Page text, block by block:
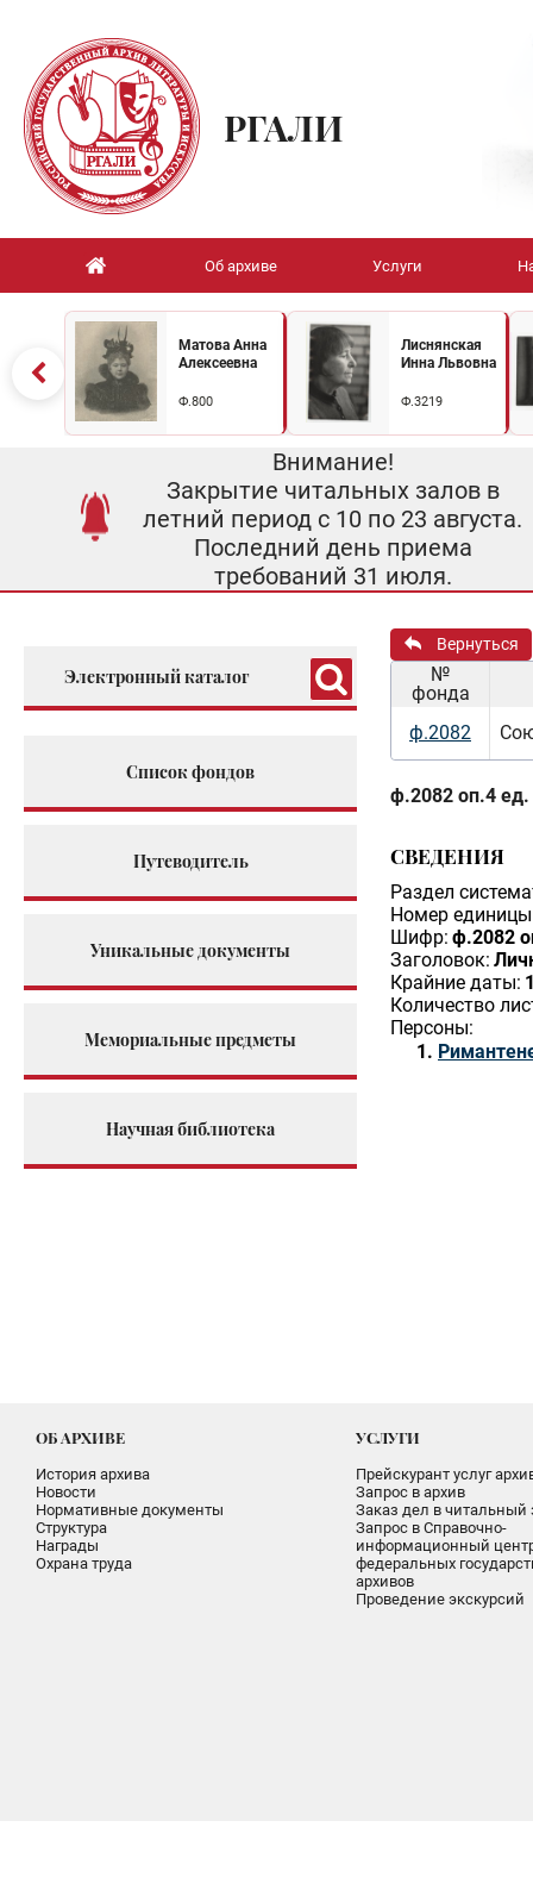
РГАЛИ
Об архиве Услуги
Матова Анна
Алексеевна
Ф.800
Лиснянская
Инна Львовна
Ф.3219
Внимание!
Закрытие читальных залов в
летний период с 10 по 23 августа.
Последний день приема
требований 31 июля.
Электронный каталог
Список фондов
Путеводитель
Уникальные документы
Мемориальные предметы
Научная библиотека
Вернуться
№
фонда
ф.2082
ф.2082 оп.4 ед.
СВЕДЕНИЯ
Раздел
Номер единицы
Шифр: ф.2082
Заголовок:
Крайние даты:
Количество
Персоны:
ОБ АРХИВЕ
История архива
Новости
Нормативные документы
Структура
Награды
Охрана труда
УСЛУГИ
Прейскурант услуг
Запрос в архив
Заказ дел в читальный
Запрос в Справочно-
информационный
федеральных
архивов
Проведение экскурсий